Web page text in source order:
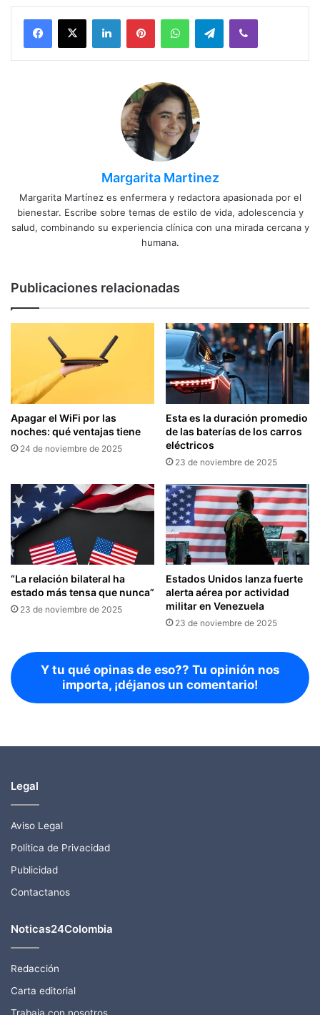
Facebook
X LinkedInPinterestWhatsAppTelegramViber
Margarita Martinez
Margarita Martínez es enfermera y redactora apasionada por el
bienestar. Escribe sobre temas de estilo de vida, adolescencia y
salud, combinando su experiencia clínica con una mirada cercana y
humana.
Publicaciones relacionadas
Apagar el WiFi por las
noches: qué ventajas tiene
24 de noviembre de 2025
Esta es la duración promedio
de las baterías de los carros
eléctricos
23 de noviembre de 2025
“La relación bilateral ha
estado más tensa que nunca”
23 de noviembre de 2025
Estados Unidos lanza fuerte
alerta aérea por actividad
militar en Venezuela
23 de noviembre de 2025
Y tu qué opinas de eso?? Tu opinión nos
importa, ¡déjanos un comentario!
Legal
Aviso Legal
Política de Privacidad
Publicidad
Contactanos
Noticas24Colombia
Redacción
Carta editorial